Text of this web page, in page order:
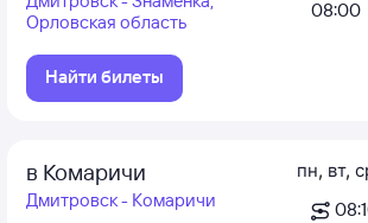
Орловская область
Найти билеты
08:00
в Комаричи
Дмитровск - Комаричи
пн, вт,